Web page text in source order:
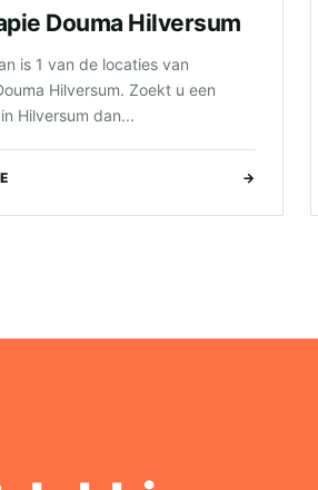
Douma Hilversum
is 1 van de locaties van
Hilversum. Zoekt u een
Hilversum dan...
→